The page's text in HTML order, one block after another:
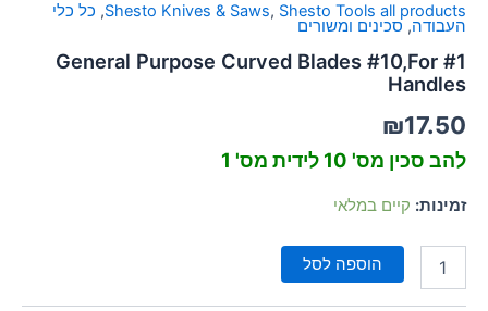
Shesto Knives & Saws, Shesto Tools all products
, כל כלי
העבודה, סכינים ומשורים
General Purpose Curved Blades #10,For #1
Handles
₪17.50
להב סכין מס' 10 לידית מס' 1
זמינות: קיים במלאי
הוספה לסל